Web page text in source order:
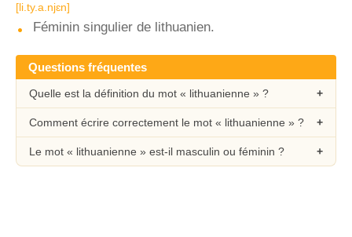
[li.ty.a.njɛn]
Féminin singulier de lithuanien.
Questions fréquentes
Quelle est la définition du mot « lithuanienne » ?
Comment écrire correctement le mot « lithuanienne » ?
Le mot « lithuanienne » est-il masculin ou féminin ?